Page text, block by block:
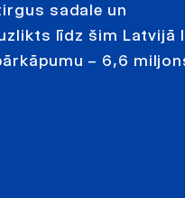
sadale un
līdz šim Latvijā
– 6,6